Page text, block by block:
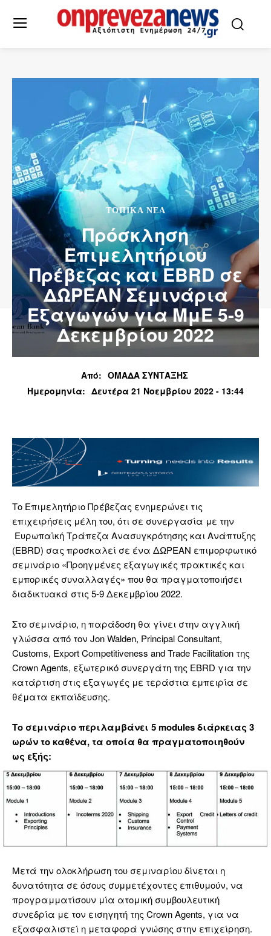
ΤΟΠΙΚΆ ΝΈΑ
Πρόσκληση
Επιμελητήριου
Πρέβεζας και EBRD σε
ΔΩΡΕΑΝ Σεμινάρια
Εξαγωγών για ΜμΕ 5-9
Δεκεμβρίου 2022
Από: ΟΜΑΔΑ ΣΥΝΤΑΞΗΣ
Ημερομηνία: Δευτέρα 21 Νοεμβρίου 2022 - 13:44
Το Επιμελητήριο Πρέβεζας ενημερώνει τις
επιχειρήσεις μέλη του, ότι σε συνεργασία με την
Ευρωπαϊκή Τράπεζα Ανασυγκρότησης και Ανάπτυξης
(EBRD) σας προσκαλεί σε ένα ΔΩΡΕΑΝ επιμορφωτικό
σεμινάριο «Προηγμένες εξαγωγικές πρακτικές και
εμπορικές συναλλαγές» που θα πραγματοποιήσει
διαδικτυακά στις 5-9 Δεκεμβρίου 2022.
Στο σεμινάριο, η παράδοση θα γίνει στην αγγλική
γλώσσα από τον Jon Walden, Principal Consultant,
Customs, Export Competitiveness and Trade Facilitation της
Crown Agents, εξωτερικό συνεργάτη της EBRD για την
κατάρτιση στις εξαγωγές με τεράστια εμπειρία σε
θέματα εκπαίδευσης.
Το σεμινάριο περιλαμβάνει 5 modules διάρκειας 3
ωρών το καθένα, τα οποία θα πραγματοποιηθούν
ως εξής:
Μετά την ολοκλήρωση του σεμιναρίου δίνεται η
δυνατότητα σε όσους συμμετέχοντες επιθυμούν, να
προγραμματίσουν μία ατομική συμβουλευτική
συνεδρία με τον εισηγητή της Crown Agents, για να
εξασφαλιστεί η μεταφορά γνώσης στην επιχείρηση.